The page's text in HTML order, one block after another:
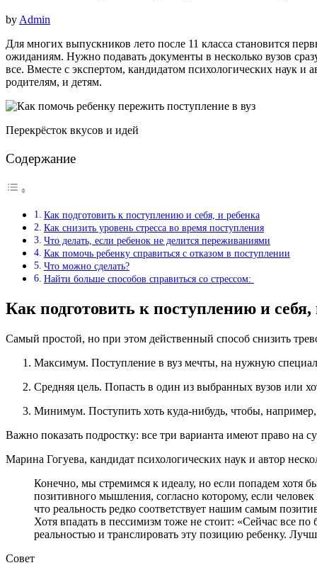
byAdmin
Для многих выпускников лето после 11 класса становится
ожиданиям. Нужно подавать документы в несколько вузов
все. Вместе с экспертом, кандидатом психологических наук
родителям, и детям.
Перекрёсток вкусов и идей
Содержание
Как подготовить к поступлению и себя, и ребенка
Как снизить уровень стресса во время поступления
Что делать, если ребенок не делится переживаниями
Как помочь ребенку справиться с отказом в поступлении
Что можно сделать?
Найти больше способов справиться со стрессом:
Как подготовить к поступлению и себя,
Самый простой, но при этом действенный способ снизить
Максимум. Поступление в вуз мечты, на нужную
Средняя цель. Попасть в один из выбранных вузов или
Минимум. Поступить хоть куда-нибудь, чтобы,
Важно показать подростку: все три варианта имеют право на
Марина Гогуева, кандидат психологических наук и автор
Конечно, мы стремимся к идеалу, но если попадем хотя
позитивного мышления, согласно которому, если
что реальность редко соответствует нашим самым
Хотя впадать в пессимизм тоже не стоит: «Сейчас все
реальностью и транслировать эту позицию ребенку.
Совет